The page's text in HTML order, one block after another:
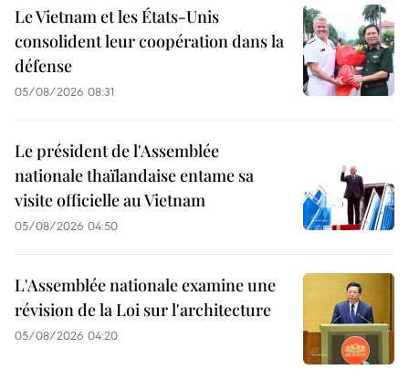
Le Vietnam et les États-Unis
consolident leur coopération dans la
défense
05/08/2026 08:31
Le président de l'Assemblée
nationale thaïlandaise entame sa
visite officielle au Vietnam
05/08/2026 04:50
L'Assemblée nationale examine une
révision de la Loi sur l'architecture
05/08/2026 04:20